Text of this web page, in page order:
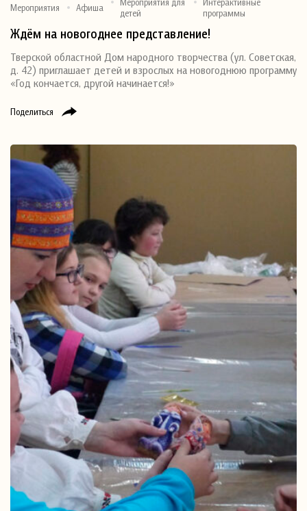
Поделиться
Мероприятия Афиша
детей
программы
Ждём на новогоднее представление!
Тверской областной Дом народного творчества (ул. Советская,
д. 42) приглашает детей и взрослых на новогоднюю программу
«Год кончается, другой начинается!»